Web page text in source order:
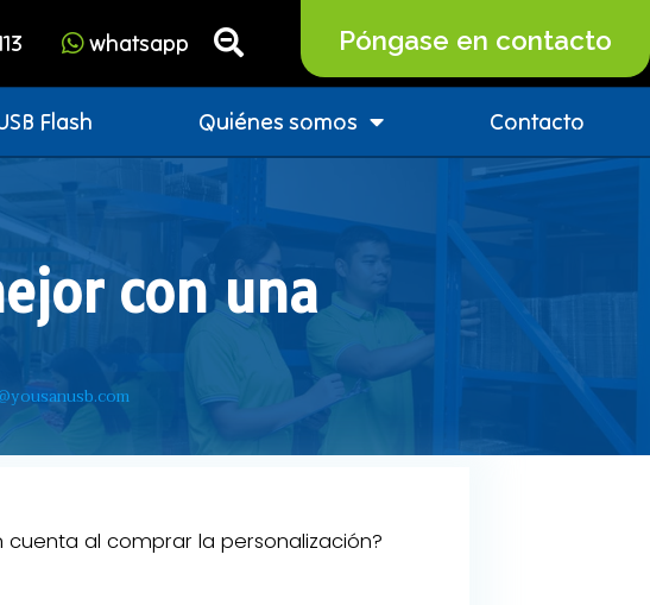
whatsapp Póngase en contacto
Flash Quiénes somos Contacto
con una
cuenta al comprar la personalización?